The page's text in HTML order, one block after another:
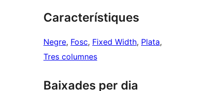
Característiques
Negre, Fosc, Fixed Width, Plata
Tres columnes
Baixades per dia